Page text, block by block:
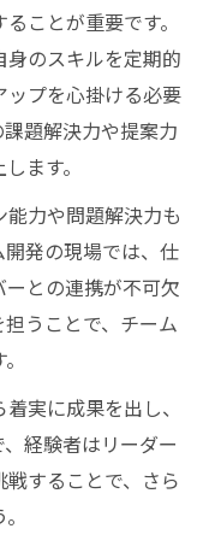
ことが重要です。
のスキルを定期的
ップを心掛ける必要
題解決力や提案力
ます。
力や問題解決力も
発の現場では、仕
との連携が不可欠
うことで、チーム
実に成果を出し、
経験者はリーダー
することで、さら